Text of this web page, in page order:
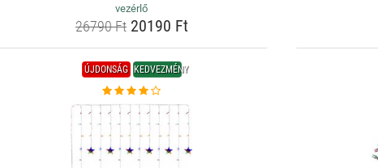
vezérlő
26790 Ft20190 Ft
ÚJDONSÁG KEDVEZMÉNY